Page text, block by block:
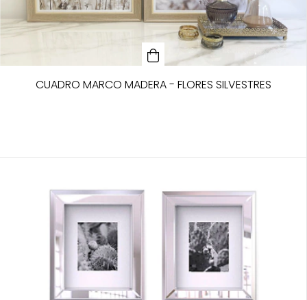
CUADRO MARCO MADERA - FLORES SILVESTRES